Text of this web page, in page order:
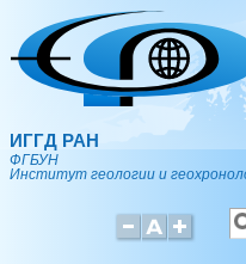
Перейти к основному
ИГГД РАН
ФГБУН
Институт геологии и